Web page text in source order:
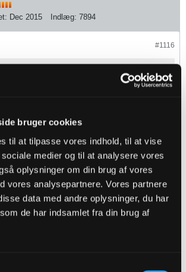
bruger cookies
til at tilpasse vores indhold, til at vise
medier og til at analysere vores
oplysninger om din brug af vores
vores analysepartnere. Vores partnere
data med andre oplysninger, du har
de har indsamlet fra din brug af
Dec 2015 Indlæg: 7894
#1116
i morgen på hjemmebane vinder over
bundhold Preußen Münster... skal
jo ikke glade for hos os. Til gengæld er vi
at hente en fra det absolutte bundhold Preußen
hedder verden på hovedet?
Likes